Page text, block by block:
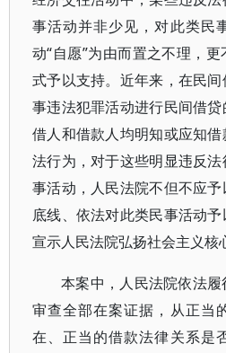
事活动并非少见，对此类民
动“自愿”为由而置之不理，
式予以支持。近年来，在民
事违法犯罪活动进行民间借
借人和借款人均明知或应知
法行为，对于这些明显违反
事活动，人民法院不但不应
底线、依法对此类民事活动
宣示人民法院弘扬社会主义核
本案中，人民法院依法
审查全部在案证据，从正当
在、正当的借款法律关系是